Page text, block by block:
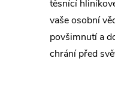
těsnící
vaše osobní
povšimnutí a
chrání před